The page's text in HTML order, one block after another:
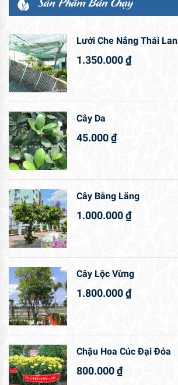
Lưới Che Nắng Thái Lan
1.350.000₫
Cây Da
45.000₫
Cây Bằng Lăng
1.000.000₫
Cây Lộc Vừng
1.800.000₫
Chậu Hoa Cúc Đại Đóa
800.000₫